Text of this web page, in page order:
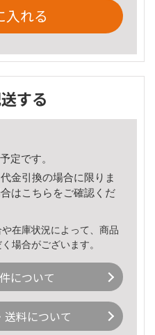
入れる
する
定です。
金引換の場合に限りま
はこちら をご確認くだ
在庫状況によって、商品
場合がございます。
について
送料について